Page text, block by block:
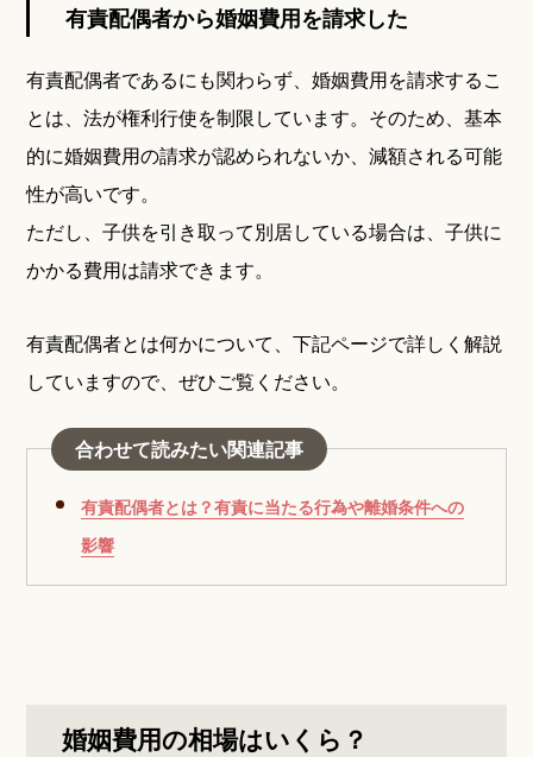
有責配偶者から婚姻費用を請求した
有責配偶者であるにも関わらず、婚姻費用を請求するこ
とは、法が権利行使を制限しています。そのため、基本
的に婚姻費用の請求が認められないか、減額される可能
性が高いです。
ただし、子供を引き取って別居している場合は、子供に
かかる費用は請求できます。
有責配偶者とは何かについて、下記ページで詳しく解説
していますので、ぜひご覧ください。
合わせて読みたい関連記事
有責配偶者とは？有責に当たる行為や離婚条件への
影響
婚姻費用の相場はいくら？